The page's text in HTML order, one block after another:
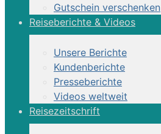
Gutschein verschenken
Reiseberichte & Videos
Unsere Berichte
Kundenberichte
Presseberichte
Videos weltweit
Reisezeitschrift